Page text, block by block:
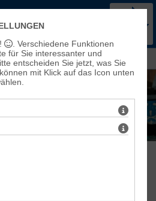
> Religionsunterricht
. Verschiedene Funktionen
für Sie interessanter und
entscheiden Sie jetzt, was Sie
mit Klick auf das Icon unten